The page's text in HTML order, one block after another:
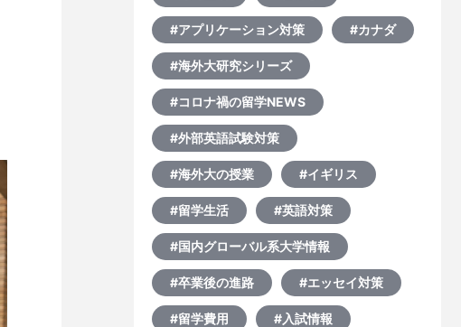
#アプリケーション対策 #カナダ
#海外大研究シリーズ
#コロナ禍の留学NEWS
#外部英語試験対策
#海外大の授業 #イギリス
#留学生活 #英語対策
#国内グローバル系大学情報
#卒業後の進路 #エッセイ対策
#留学費用 #入試情報